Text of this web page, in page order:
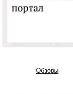
Обзоры